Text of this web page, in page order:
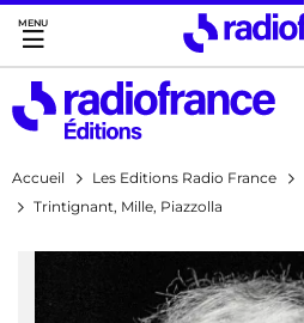
Accès direct :
Menu principal
Contenu
Accueil Les Editions Radio France
Trintignant, Mille, Piazzolla